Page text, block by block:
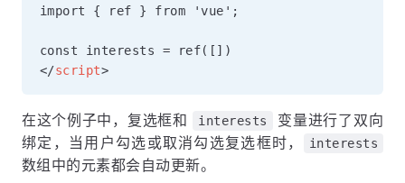
import { ref } from 'vue';
</script>
在这个例子中，复选框和 interests
变量进行了双向
绑定，当用户勾选或取消勾选复选框时，
interests
数组中的元素都会自动更新。